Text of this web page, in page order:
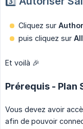
Cliquez sur
puis cliquez sur
Et voilà 🎉
Prérequis - Plan
Vous devez avoir
afin de pouvoir